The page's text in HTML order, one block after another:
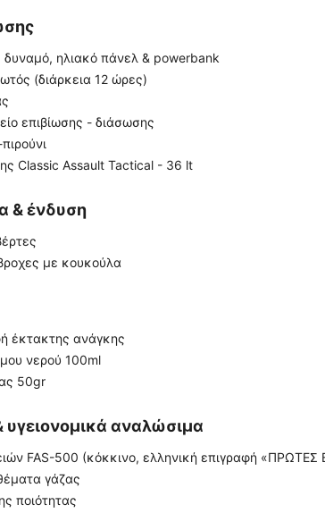
ηλιακό πάνελ & powerbank
(διάρκεια 12 ώρες)
επιβίωσης - διάσωσης
Classic Assault Tactical - 36 lt
& ένδυση
με κουκούλα
έκτακτης ανάγκης
νερού 100ml
50gr
υγειονομικά αναλώσιμα
FAS-500 (κόκκινο, ελληνική επιγραφή
γάζας
ποιότητας